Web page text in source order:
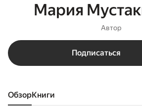
Мария
Автор
Подписаться
Обзор книги